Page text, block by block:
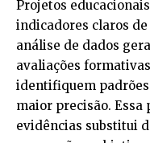
Projetos
indicadores claros
análise de dados
avaliações
identifiquem
maior precisão.
evidências substitui